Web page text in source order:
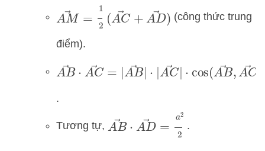
AM→ 1 2 AC → +AD →)
(công thức trung
điểm).
AB→ ⋅AC →=|AB → |⋅|A ⋅ cos AB
.
Tương tự, AB→ ⋅AD =a .